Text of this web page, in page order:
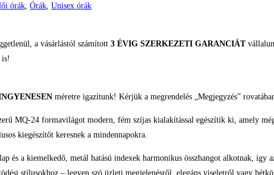
órák, Órák, Unisex órák
a vásárlástól számított 3 ÉVIG SZERKEZETI GARANCIÁT
is!
méretre igazítunk! Kérjük a megrendelés „Megjegyzés”
MQ-24 formavilágot modern, fém szíjas kialakítással egészítik ki, amely
kiegészítőt keresnek a mindennapokra.
és a kiemelkedő, metál hatású indexek harmonikus összhangot alkotnak,
stílusokhoz – legyen szó üzleti megjelenésről, elegáns viseletről vagy